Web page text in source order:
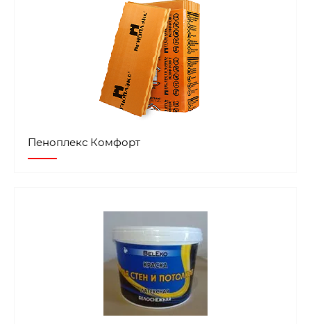
Пеноплекс Комфорт